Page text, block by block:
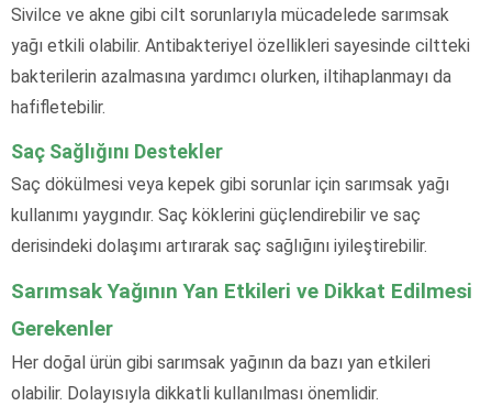
Sivilce ve akne gibi cilt sorunlarıyla mücadelede sarımsak
yağı etkili olabilir. Antibakteriyel özellikleri sayesinde ciltteki
bakterilerin azalmasına yardımcı olurken, iltihaplanmayı da
hafifletebilir.
Saç Sağlığını Destekler
Saç dökülmesi veya kepek gibi sorunlar için sarımsak yağı
kullanımı yaygındır. Saç köklerini güçlendirebilir ve saç
derisindeki dolaşımı artırarak saç sağlığını iyileştirebilir.
Sarımsak Yağının Yan Etkileri ve Dikkat Edilmesi
Gerekenler
Her doğal ürün gibi sarımsak yağının da bazı yan etkileri
olabilir. Dolayısıyla dikkatli kullanılması önemlidir.